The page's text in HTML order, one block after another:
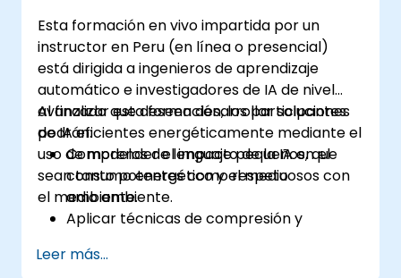
Evaluar y garantizar la seguridad y
privacidad de los sistemas de IA en
dispositivos.
Esta formación en vivo impartida por un
instructor en Peru (en línea o presencial)
está dirigida a ingenieros de aprendizaje
automático e investigadores de IA de nivel
avanzado que deseen desarrollar soluciones
de IA eficientes energéticamente mediante el
uso de modelos de lenguaje pequeños, que
sean tanto potentes como respetuosos con
el medio ambiente.
Al finalizar esta formación, los participantes
podrán:
Comprender el impacto de la IA en el
consumo energético y el medio
ambiente.
Aplicar técnicas de compresión y
tamaño y el uso de energía de los
Leer más...